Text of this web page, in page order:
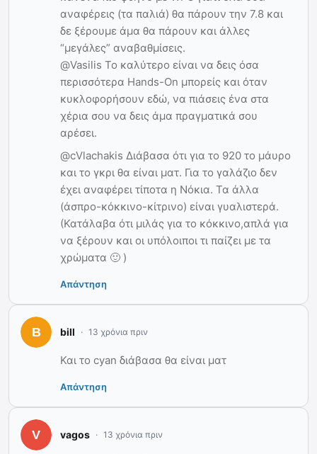
αναφέρεις (τα παλιά) θα πάρουν την 7.8 και
δε ξέρουμε άμα θα πάρουν και άλλες
“μεγάλες” αναβαθμίσεις.
@Vasilis Το καλύτερο είναι να δεις όσα
περισσότερα Hands-On μπορείς και όταν
κυκλοφορήσουν εδώ, να πιάσεις ένα στα
χέρια σου να δεις άμα πραγματικά σου
αρέσει.
@cVlachakis Διάβασα ότι για το 920 το μάυρο
και το γκρι θα είναι ματ. Για το γαλάζιο δεν
έχει αναφέρει τίποτα η Νόκια. Τα άλλα
(άσπρο-κόκκινο-κίτρινο) είναι γυαλιστερά.
(Κατάλαβα ότι μιλάς για το κόκκινο,απλά για
να ξέρουν και οι υπόλοιποι τι παίζει με τα
χρώματα 🙂 )
Απάντηση
bill 13 χρόνια πριν
Και το cyan διάβασα θα είναι ματ
Απάντηση
vagos 13 χρόνια πριν